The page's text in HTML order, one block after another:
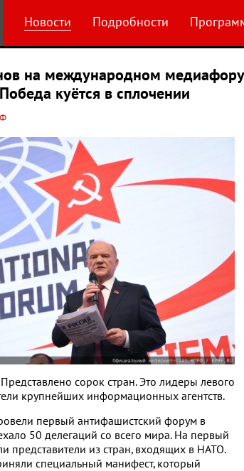
Новости Подробности
на международном
куётся в сплочении
Представлено сорок стран. Это лидеры левого
крупнейших информационных агентств.
первый антифашистский форум в
50 делегаций со всего мира. На первый
представители из стран, входящих в НАТО.
специальный манифест, который